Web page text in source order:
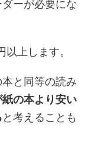
ーが必要にな
上します。
と同等の読み
の本より安い
と考えることも